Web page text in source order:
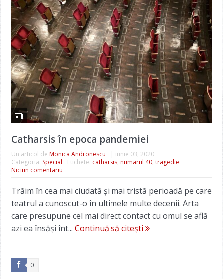
Catharsis în epoca pandemiei
Un articol de Monica Andronescu | iunie 03, 2020
Categoria: Special Etichete: catharsis, numarul 40, tragedie
Niciun comentariu
Trăim în cea mai ciudată și mai tristă perioadă pe care
teatrul a cunoscut-o în ultimele multe decenii. Arta
care presupune cel mai direct contact cu omul se află
azi ea însăși înt... Continuă să citești
0